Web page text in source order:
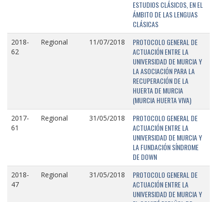
ESTUDIOS CLÁSICOS, EN EL
ÁMBITO DE LAS LENGUAS
CLÁSICAS
2018-
62
Regional 11/07/2018
PROTOCOLO GENERAL DE
ACTUACIÓN ENTRE LA
UNIVERSIDAD DE MURCIA Y
LA ASOCIACIÓN PARA LA
RECUPERACIÓN DE LA
HUERTA DE MURCIA
(MURCIA HUERTA VIVA)
2017-
61
Regional 31/05/2018
PROTOCOLO GENERAL DE
ACTUACIÓN ENTRE LA
UNIVERSIDAD DE MURCIA Y
LA FUNDACIÓN SÍNDROME
DE DOWN
2018-
47
Regional 31/05/2018
PROTOCOLO GENERAL DE
ACTUACIÓN ENTRE LA
UNIVERSIDAD DE MURCIA Y